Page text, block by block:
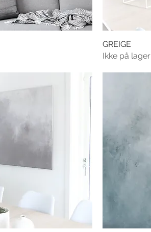
GREIGE
Ikke på lager